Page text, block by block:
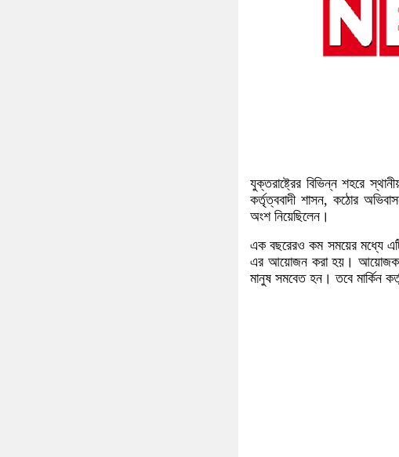
যুক্তরাষ্ট্রের বিভিন্ন শহরে
কর্তৃত্ববাদী শাসন, কঠোর
অংশ নিয়েছিলেন।
এক বছরেরও কম সময়ের মধ্যে
এর আয়োজন করা হয়। আয়োজকদের
মানুষ সমবেত হন। তবে মার্কিন